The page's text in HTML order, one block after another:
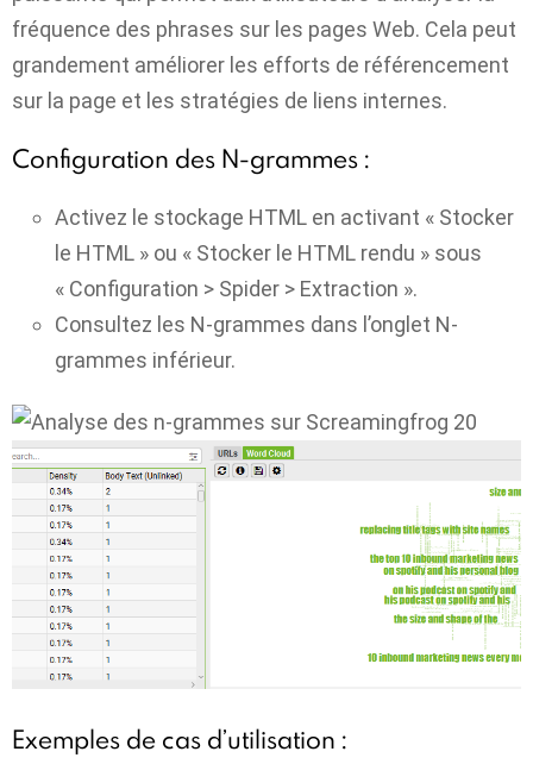
fréquence des phrases sur les pages Web. Cela peut
grandement améliorer les efforts de référencement
sur la page et les stratégies de liens internes.
Configuration des N-grammes :
Activez le stockage HTML en activant « Stocker
le HTML » ou « Stocker le HTML rendu » sous
« Configuration > Spider > Extraction ».
Consultez les N-grammes dans l’onglet N-
grammes inférieur.
Exemples de cas d’utilisation :